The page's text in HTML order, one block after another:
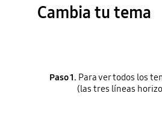
Cambia tu tema
Paso 1. Para ver todos los
(las tres líneas